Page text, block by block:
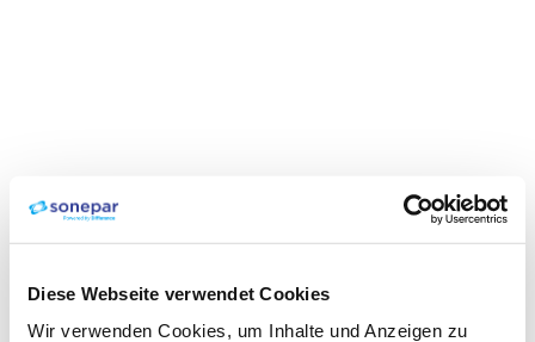
Diese Webseite verwendet Cookies
Wir verwenden Cookies, um Inhalte und Anzeigen zu